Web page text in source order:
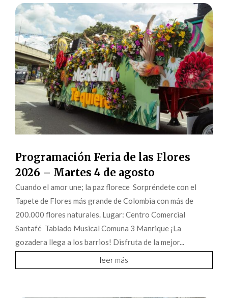
Programación Feria de las Flores
2026 – Martes 4 de agosto
Cuando el amor une; la paz florece Sorpréndete con el
Tapete de Flores más grande de Colombia con más de
200.000 flores naturales. Lugar: Centro Comercial
Santafé Tablado Musical Comuna 3 Manrique ¡La
gozadera llega a los barrios! Disfruta de la mejor...
leer más